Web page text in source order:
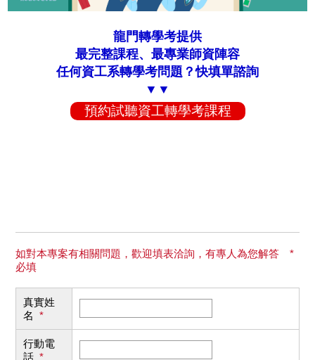
龍門轉學考提供
最完整課程、最專業師資陣容
任何資工系轉學考問題？快填單諮詢
▼▼
預約試聽資工轉學考課程
如對本專案有相關問題，歡迎填表洽詢，有專人為您解答 *
必填
真實姓
名 *
行動電
話 *